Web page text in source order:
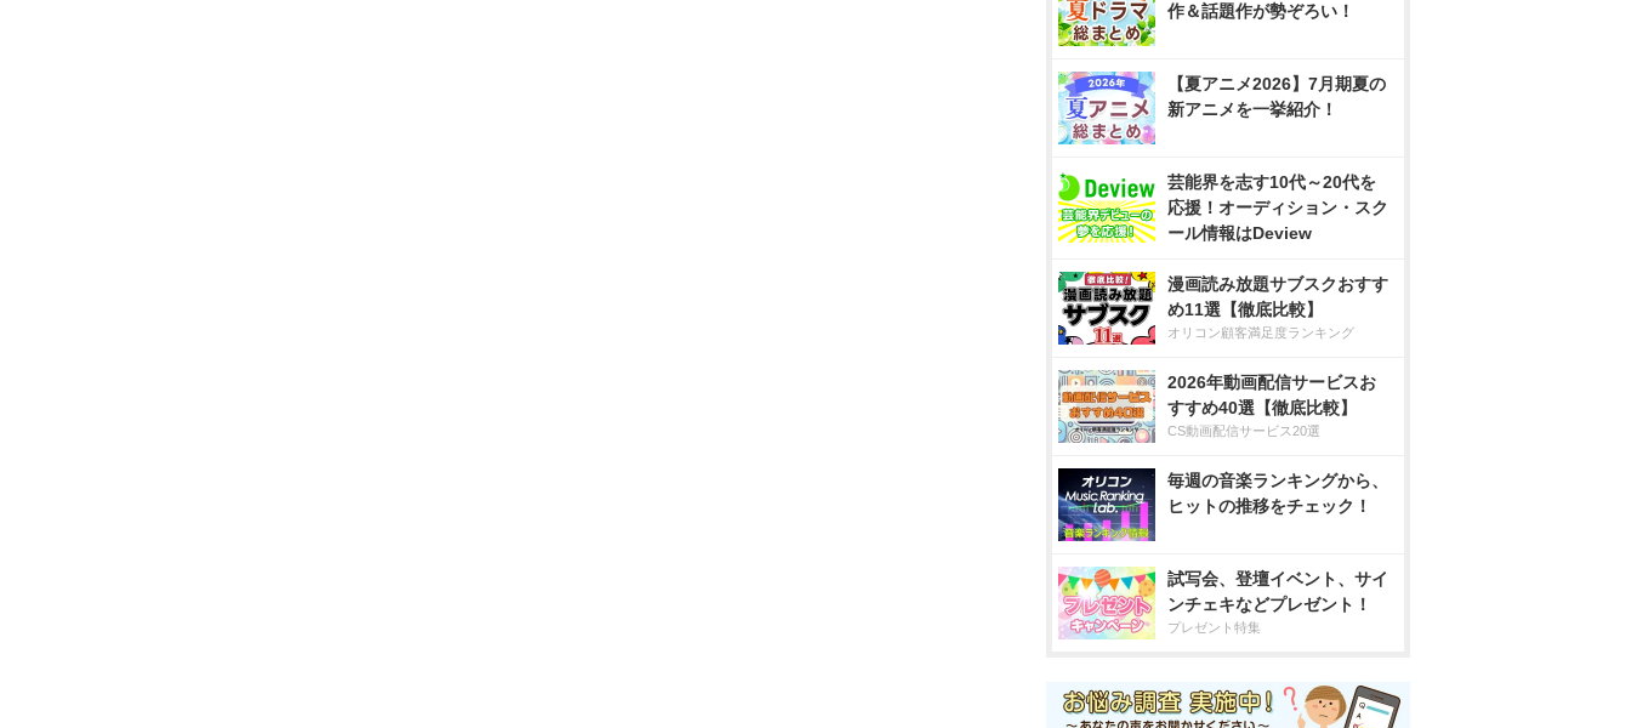
作＆話題作が勢ぞろい！
【夏アニメ2026】7月期夏の
新アニメを一挙紹介！
芸能界を志す10代～20代を
応援！オーディション・スク
ール情報はDeview
漫画読み放題サブスクおすす
め11選【徹底比較】
オリコン顧客満足度ランキング
2026年動画配信サービスお
すすめ40選【徹底比較】
CS動画配信サービス20選
毎週の音楽ランキングから、
ヒットの推移をチェック！
試写会、登壇イベント、サイ
ンチェキなどプレゼント！
プレゼント特集